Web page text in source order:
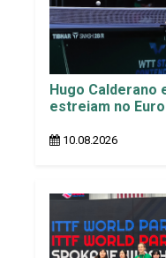
Hugo Calderano
estreiam no
10.08.2026